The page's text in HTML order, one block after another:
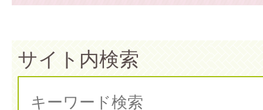
サイト内検索